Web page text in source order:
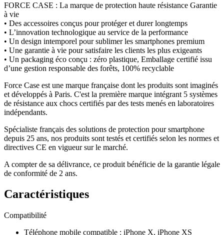
FORCE CASE : La marque de protection haute résistance Garantie
à vie
• Des accessoires conçus pour protéger et durer longtemps
• L’innovation technologique au service de la performance
• Un design intemporel pour sublimer les smartphones premium
• Une garantie à vie pour satisfaire les clients les plus exigeants
• Un packaging éco conçu : zéro plastique, Emballage certifié issu
d’une gestion responsable des forêts, 100% recyclable
Force Case est une marque française dont les produits sont imaginés
et développés à Paris. C'est la première marque intégrant 5 systèmes
de résistance aux chocs certifiés par des tests menés en laboratoires
indépendants.
Spécialiste français des solutions de protection pour smartphone
depuis 25 ans, nos produits sont testés et certifiés selon les normes et
directives CE en vigueur sur le marché.
A compter de sa délivrance, ce produit bénéficie de la garantie légale
de conformité de 2 ans.
Caractéristiques
Compatibilité
Téléphone mobile compatible : iPhone X, iPhone XS